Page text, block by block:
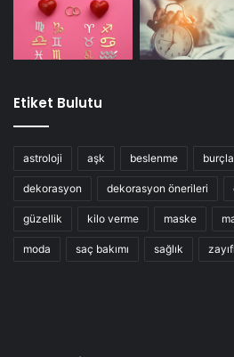
Etiket Bulutu
astroloji aşk beslenme
dekorasyon dekorasyon önerileri
güzellik kilo verme maske
moda saç bakımı sağlık